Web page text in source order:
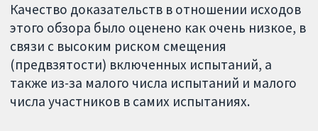
Качество доказательств в отношении исходов
этого обзора было оценено как очень низкое, в
связи с высоким риском смещения
(предвзятости) включенных испытаний, а
также из-за малого числа испытаний и малого
числа участников в самих испытаниях.